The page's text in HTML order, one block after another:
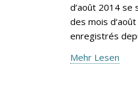
d’août 2014 se
des mois
enregistrés
Mehr Lesen